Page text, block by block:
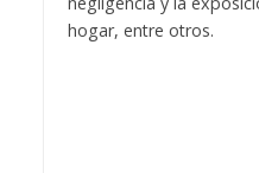
hogar, entre otros.